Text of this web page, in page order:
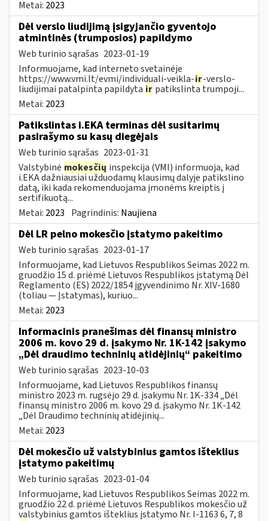
Metai: 2023
Dėl verslo liudijimą įsigyjančio gyventojo
atmintinės (trumposios) papildymo
Web turinio sąrašas 2023-01-19
Informuojame, kad interneto svetainėje
https://www.vmi.lt/evmi/individuali-veikla-ir-verslo-
liudijimai patalpinta papildyta ir patikslinta trumpoji...
Metai: 2023
Patikslintas i.EKA terminas dėl susitarimų
pasirašymo su kasų diegėjais
Web turinio sąrašas 2023-01-31
Valstybinė mokesčių inspekcija (VMI) informuoja, kad
i.EKA dažniausiai užduodamų klausimų dalyje patikslino
datą, iki kada rekomenduojama įmonėms kreiptis į
sertifikuotą...
Metai: 2023 Pagrindinis: Naujiena
Dėl LR pelno mokesčio įstatymo pakeitimo
Web turinio sąrašas 2023-01-17
Informuojame, kad Lietuvos Respublikos Seimas 2022 m.
gruodžio 15 d. priėmė Lietuvos Respublikos įstatymą Dėl
Reglamento (ES) 2022/1854 įgyvendinimo Nr. XIV-1680
(toliau — Įstatymas), kuriuo...
Metai: 2023
Informacinis pranešimas dėl finansų ministro
2006 m. kovo 29 d. įsakymo Nr. 1K-142 įsakymo
„Dėl draudimo techninių atidėjinių“ pakeitimo
Web turinio sąrašas 2023-10-03
Informuojame, kad Lietuvos Respublikos finansų
ministro 2023 m. rugsėjo 29 d. įsakymu Nr. 1K-334 „Dėl
finansų ministro 2006 m. kovo 29 d. įsakymo Nr. 1K-142
„Dėl Draudimo techninių atidėjinių...
Metai: 2023
Dėl mokesčio už valstybinius gamtos išteklius
įstatymo pakeitimų
Web turinio sąrašas 2023-01-04
Informuojame, kad Lietuvos Respublikos Seimas 2022 m.
gruodžio 22 d. priėmė Lietuvos Respublikos mokesčio už
valstybinius gamtos išteklius įstatymo Nr. I-1163 6, 7, 8